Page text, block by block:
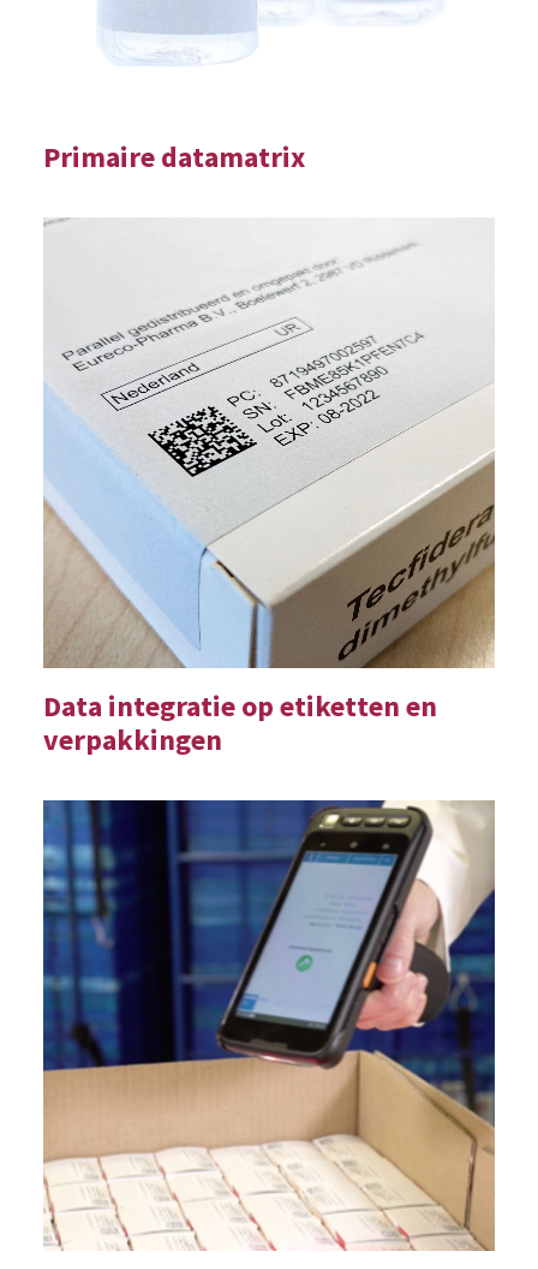
Primaire datamatrix
Data integratie op etiketten en
verpakkingen